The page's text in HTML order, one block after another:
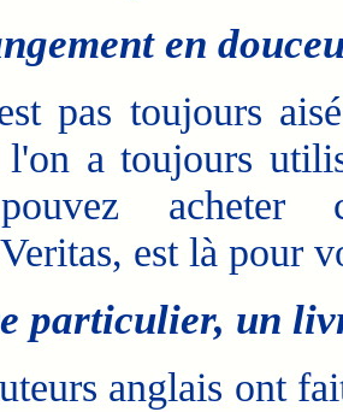
en
pas toujours aisé
l'on a toujours
acheter
est là pour
particulier, un
anglais ont